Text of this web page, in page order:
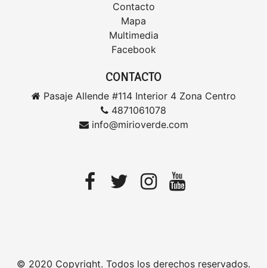
Contacto
Mapa
Multimedia
Facebook
CONTACTO
Pasaje Allende #114 Interior 4 Zona Centro
4871061078
info@mirioverde.com
© 2020 Copyright. Todos los derechos reservados.